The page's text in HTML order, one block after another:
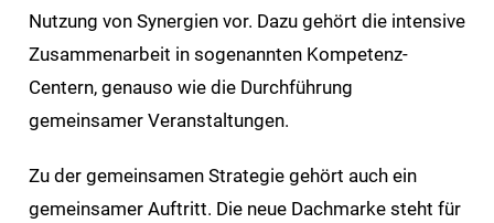
Nutzung von Synergien vor. Dazu gehört die intensive
Zusammenarbeit in sogenannten Kompetenz-
Centern, genauso wie die Durchführung
gemeinsamer Veranstaltungen.
Zu der gemeinsamen Strategie gehört auch ein
gemeinsamer Auftritt. Die neue Dachmarke steht für